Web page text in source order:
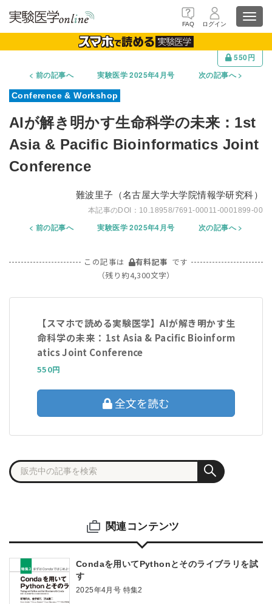
FAQ ログイン
550円
前の記事へ
実験医学 2025年4月号 次の記事へ
AIが解き明かす生命科学の未来：1st
Asia & Paciﬁc Bioinformatics Joint
Conference
難波里子（名古屋大学大学院情報学研究科）
10.18958/7691-00011-0001899-00
前の記事へ 実験医学 2025年4月号 次の記事へ
この記事は 有料記事 です
（残り約4,300文字）
【スマホで読める実験医学】AIが解き明かす生
命科学の未来：1st Asia & Paciﬁc Bioinform
atics Joint Conference
550円
全文を読む
関連コンテンツ
Condaを用いてPythonとそのライブラリを試
す
2025年4月号 特集2